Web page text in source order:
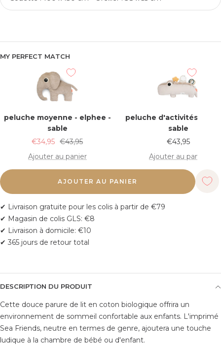
MY PERFECT MATCH
peluche moyenne - elphee -
sable
Prix
de
€34,95 Prix
normal
€43,95
Ajouter au panier
peluche d'activités -
sable
Prix
de
€43,95
Ajouter au panier
AJOUTER AU PANIER
✔ Livraison gratuite pour les colis à partir de €79
✔ Magasin de colis GLS: €8
✔ Livraison à domicile: €10
✔ 365 jours de retour total
DESCRIPTION DU PRODUIT
Cette douce parure de lit en coton biologique offrira un
environnement de sommeil confortable aux enfants. L'imprimé
Sea Friends, neutre en termes de genre, ajoutera une touche
ludique à la chambre de bébé ou d'enfant.